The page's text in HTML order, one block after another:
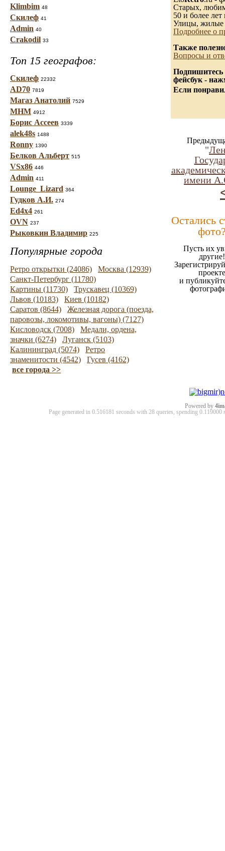
Klimbim 48
Скилеф 41
Admin 40
Crakodil 33
Топ 15 географов:
Скилеф 22332
AD70 7819
Магаз Анатолий 7529
МНМ 4912
Борис Ассеев 3339
alek48s 1488
Ronny 1390
Белков Альберт 515
VSx86 446
Admin 411
Lounge_Lizard 364
Гудков А.И. 274
Ed4x4 261
OVN 237
Рыковкин Владимир 225
Популярные города
Ретро открытки (24086)
Москва (12939)
Санкт-Петербург (11780)
Картины (11730)
Трускавец (10369)
Львов (10183)
Киев (10182)
Саратов (8644)
Железная дорога (поезда,
паровозы, локомотивы, вагоны) (7127)
Кисловодск (7008)
Медали, ордена,
значки (6274)
Луганск (5103)
Калининград (5074)
Ретро
знаменитости (4542)
Гусев (4162)
все города >>
Старых,
50 и более лет
Улицы, жилые
Подробнее о
Также
Вопросы и
Подпишитесь
фейсбук -
Если
"
имени
Остались
Пусть их
другие!
проекте
и
Powered by
Page generated in 0.516181 seconds with 28 queries, spending